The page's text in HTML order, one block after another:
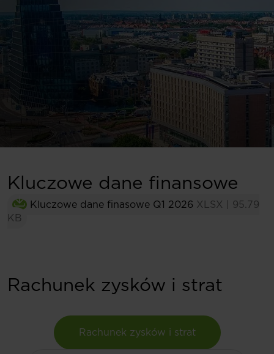
Kluczowe dane finansowe
Kluczowe dane finasowe Q1 2026 XLSX
95.79
KB
Rachunek zysków i strat
Rachunek zysków i strat